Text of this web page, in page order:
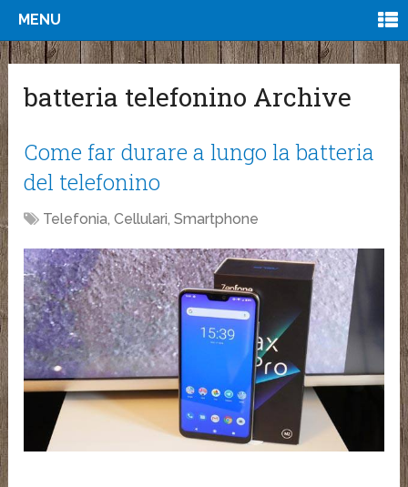
MENU
batteria telefonino Archive
Come far durare a lungo la batteria
del telefonino
Telefonia, Cellulari, Smartphone